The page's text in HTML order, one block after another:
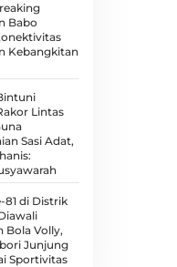
Babo
Kebangkitan
Lintas
Sasi Adat,
81 di Distrik
Bola Volly,
Junjung
Sportivitas